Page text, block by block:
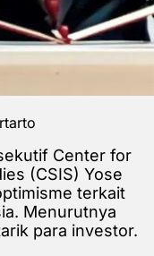
Center for
(CSIS) Yose
terkait
Menurutnya
para investor.